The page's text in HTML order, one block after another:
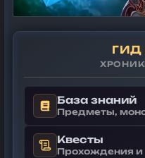
ГИД
База знаний
Предметы,
Квесты
Прохождения